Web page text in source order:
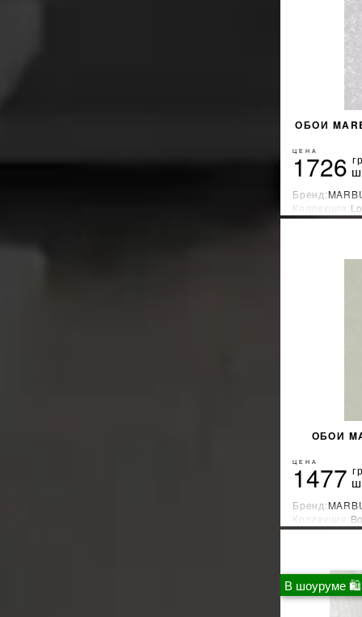
ОБОИ
ЦЕНА
1726
Бренд:
Коллекция:
Страна-
ОБОИ
ЦЕНА
1477
Бренд:
Коллекция:
Страна-
В шоуруме 🛍